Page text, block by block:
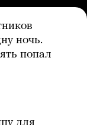
ночь.
попал